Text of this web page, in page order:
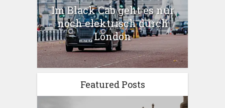
Im Black Cab geht es nur
noch elektrisch durch
London
Featured Posts